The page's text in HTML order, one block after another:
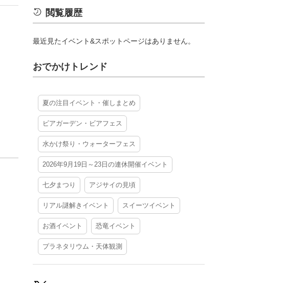
閲覧履歴
最近見たイベント&スポットページはありません。
おでかけトレンド
夏の注目イベント・催しまとめ
ビアガーデン・ビアフェス
水かけ祭り・ウォーターフェス
2026年9月19日～23日の連休開催イベント
七夕まつり アジサイの見頃
リアル謎解きイベント スイーツイベント
お酒イベント 恐竜イベント
プラネタリウム・天体観測